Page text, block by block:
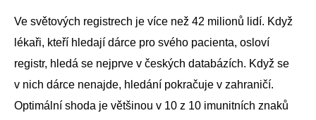
Ve světových registrech je více než 42 milionů lidí. Když
lékaři, kteří hledají dárce pro svého pacienta, osloví
registr, hledá se nejprve v českých databázích. Když se
v nich dárce nenajde, hledání pokračuje v zahraničí.
Optimální shoda je většinou v 10 z 10 imunitních znaků